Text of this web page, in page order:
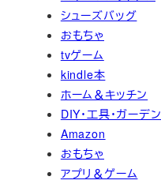
シューズバッグ
おもちゃ
tvゲーム
kindle本
ホーム＆キッチン
DIY・工具・ガーデン
Amazon
おもちゃ
アプリ＆ゲーム